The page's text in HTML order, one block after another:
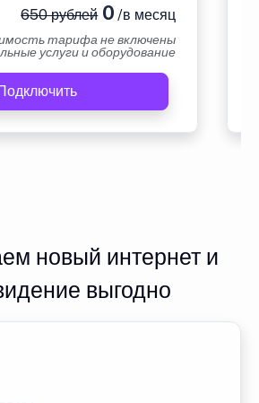
650 рублей0 /в месяц
тарифа не включены
услуги и оборудование
новый интернет и
выгодно